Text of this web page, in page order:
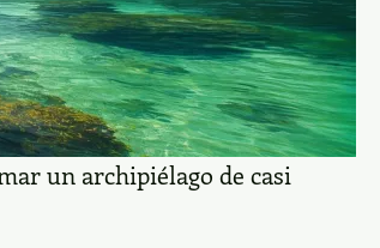
un archipiélago de casi